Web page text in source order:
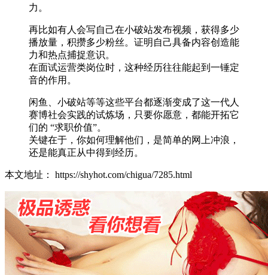
力。
再比如有人会写自己在小破站发布视频，获得多少
播放量，积攒多少粉丝。证明自己具备内容创造能
力和热点捕捉意识。
在面试运营类岗位时，这种经历往往能起到一锤定
音的作用。
闲鱼、小破站等等这些平台都逐渐变成了这一代人
赛博社会实践的试炼场，只要你愿意，都能开拓它
们的 “求职价值”。
关键在于，你如何理解他们，是简单的网上冲浪，
还是能真正从中得到经历。
本文地址： https://shyhot.com/chigua/7285.html